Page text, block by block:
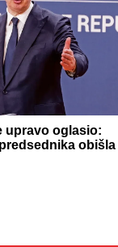
upravo oglasio:
obišla